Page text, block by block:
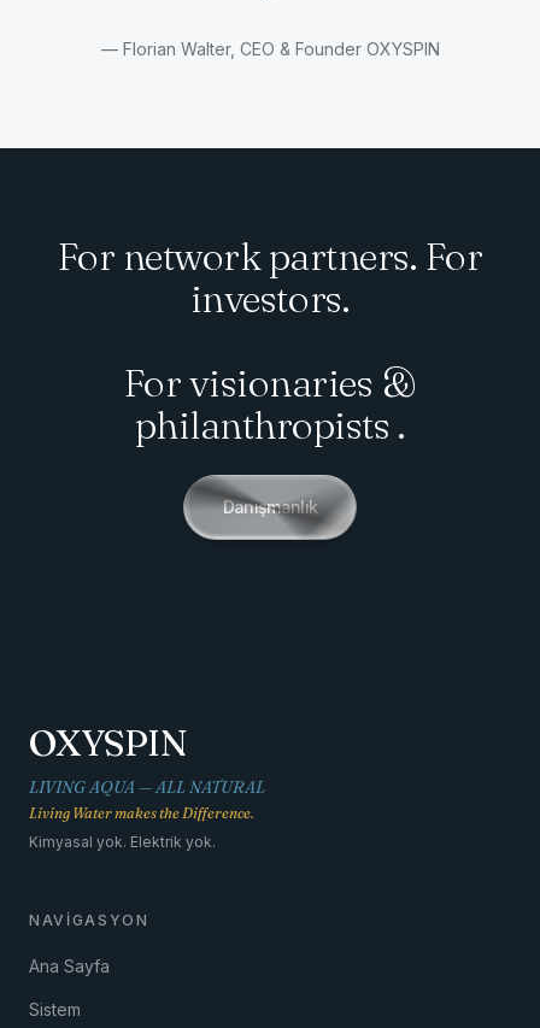
— Florian Walter, CEO & Founder OXYSPIN
For network partners. For
investors.
For visionaries &
philanthropists .
Danışmanlık
OXYSPIN
LIVING AQUA — ALL NATURAL
Living Water makes the Difference.
Kimyasal yok. Elektrik yok.
NAVIGASYON
Ana Sayfa
Sistem